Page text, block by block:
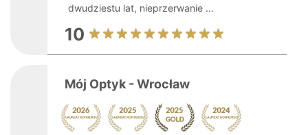
dwudziestu lat, nieprzerwanie ...
10
Mój Optyk - Wrocław